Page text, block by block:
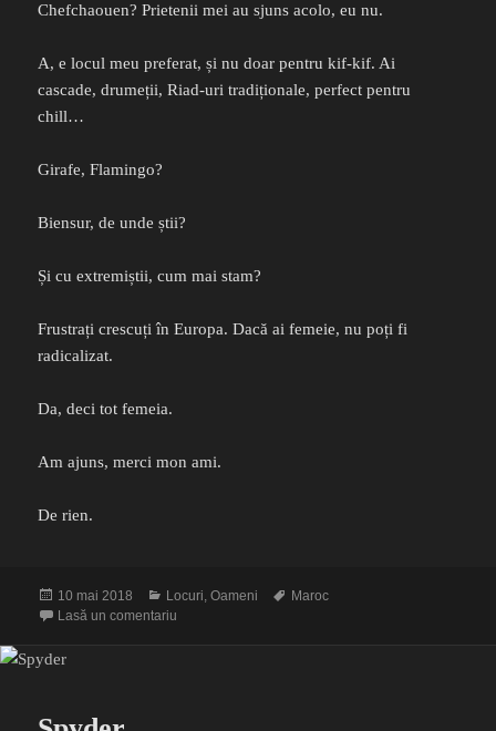
Chefchaouen? Prietenii mei au sjuns acolo, eu nu.
A, e locul meu preferat, și nu doar pentru kif-kif. Ai
cascade, drumeții, Riad-uri tradiționale, perfect pentru
chill…
Girafe, Flamingo?
Biensur, de unde știi?
Și cu extremiștii, cum mai stam?
Frustrați crescuți în Europa. Dacă ai femeie, nu poți fi
radicalizat.
Da, deci tot femeia.
Am ajuns, merci mon ami.
De rien.
Publicat
pe
10 mai 2018 Categorii
Locuri,Oameni Etichete
Maroc
Lasă un comentariu